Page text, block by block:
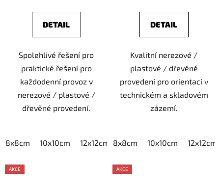
DETAIL
Spolehlivé řešení pro
praktické řešení pro
každodenní provoz v
nerezové / plastové /
dřevěné provedení.
8x8cm 10x10cm 12x12cm 15x15cm 20x20cm
DETAIL
Kvalitní nerezové /
plastové / dřevěné
provedení pro orientaci v
technickém a skladovém
zázemí.
8x8cm 10x10cm 12x12cm
AKCE AKCE